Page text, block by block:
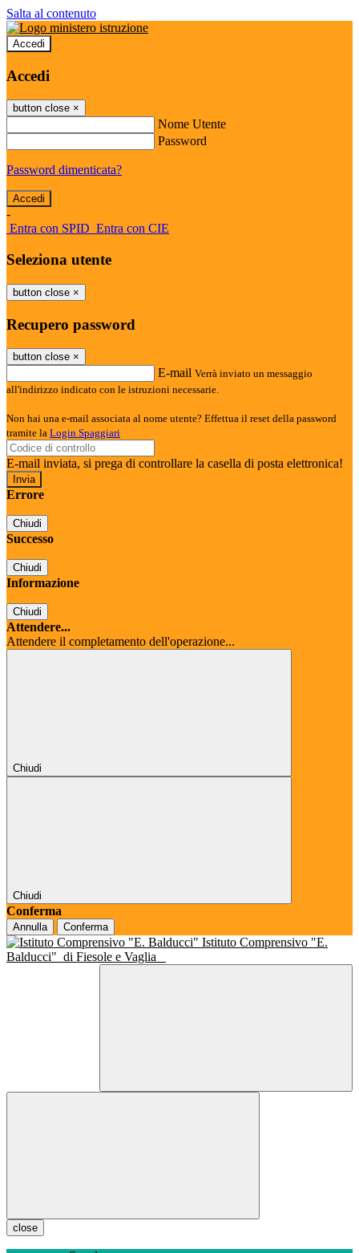
Salta al contenuto
Accedi
Accedi
button close ×
Nome Utente
Password
Password dimenticata?
-
Entra con SPID Entra con CIE
Seleziona utente
button close ×
Recupero password
button close ×
E-mail Verrà inviato un messaggio
all'indirizzo indicato con le istruzioni necessarie.
Non hai una e-mail associata al nome utente? Effettua il reset della password
tramite la Login Spaggiari
E-mail inviata, si prega di controllare la casella di posta elettronica!
Errore
Chiudi
Successo
Chiudi
Informazione
Chiudi
Attendere...
Attendere il completamento dell'operazione...
Chiudi
Chiudi
Conferma
Annulla Conferma
Istituto Comprensivo "E.
Balducci" di Fiesole e Vaglia
close